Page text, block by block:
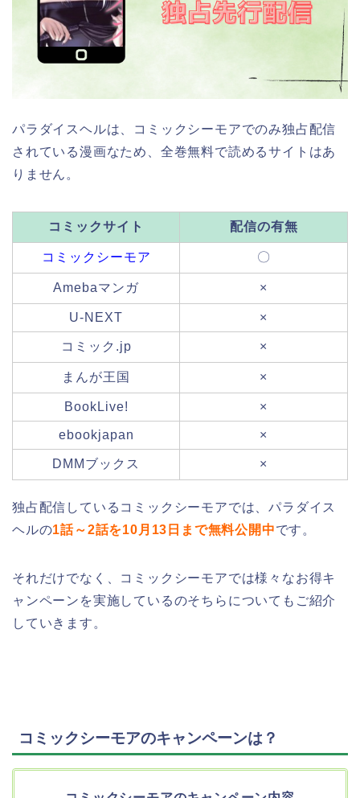
パラダイスヘルは、コミックシーモアでのみ独占配信
されている漫画なため、全巻無料で読めるサイトはあ
りません。
コミックサイト 配信の有無
コミックシーモア 〇
Amebaマンガ ×
U-NEXT ×
コミック.jp ×
まんが王国 ×
BookLive! ×
ebookjapan ×
DMMブックス ×
独占配信しているコミックシーモアでは、パラダイス
ヘルの1話～2話を10月13日まで無料公開中です。
それだけでなく、コミックシーモアでは様々なお得キ
ャンペーンを実施しているのそちらについてもご紹介
していきます。
コミックシーモアのキャンペーンは？